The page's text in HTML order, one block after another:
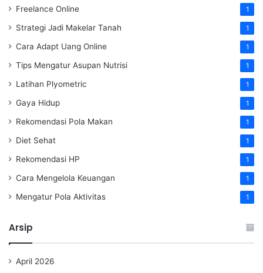
Freelance Online 1
Strategi Jadi Makelar Tanah 1
Cara Adapt Uang Online 1
Tips Mengatur Asupan Nutrisi 1
Latihan Plyometric 1
Gaya Hidup 1
Rekomendasi Pola Makan 1
Diet Sehat 1
Rekomendasi HP 1
Cara Mengelola Keuangan 1
Mengatur Pola Aktivitas 1
Arsip
April 2026